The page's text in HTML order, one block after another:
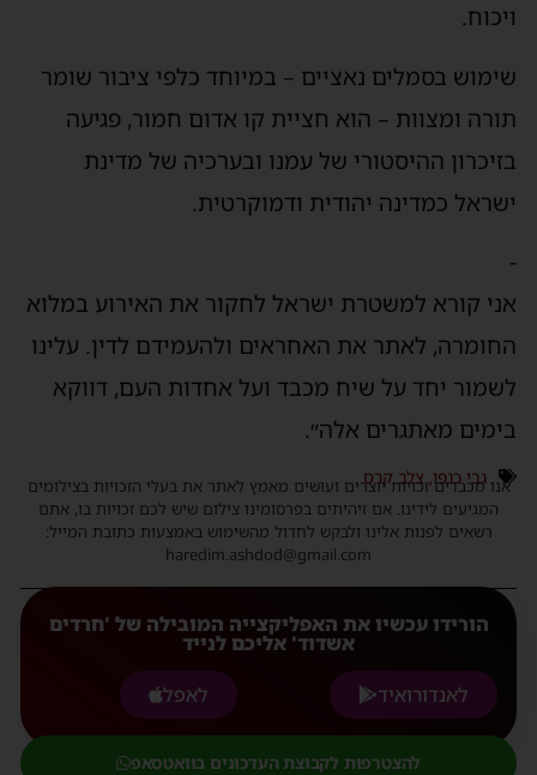
ויכוח.
שימוש בסמלים נאציים – במיוחד כלפי ציבור שומר
תורה ומצוות – הוא חציית קו אדום חמור, פגיעה
בזיכרון ההיסטורי של עמנו ובערכיה של מדינת
ישראל כמדינה יהודית ודמוקרטית.
-
אני קורא למשטרת ישראל לחקור את האירוע במלוא
החומרה, לאתר את האחראים ולהעמידם לדין. עלינו
לשמור יחד על שיח מכבד ועל אחדות העם, דווקא
בימים מאתגרים אלה״.
גבי כנפו, צלב קרס
אנו מכבדים זכויות יוצרים ועושים מאמץ לאתר את בעלי הזכויות בצילומים
המגיעים לידינו. אם זיהיתים בפרסומינו צילום שיש לכם זכויות בו, אתם
רשאים לפנות אלינו ולבקש לחדול מהשימוש באמצעות כתובת המייל:
haredim.ashdod@gmail.com
הורידו עכשיו את האפליקצייה המובילה של 'חרדים
אשדוד' אליכם לנייד
לאנדורואיד
לאפל
להצטרפות לקבוצת העדכונים בוואטסאפ